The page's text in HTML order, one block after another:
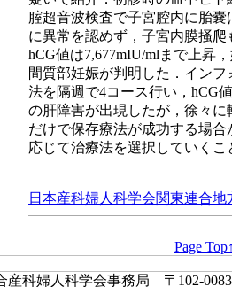
腟超音波検査で子宮腔内に胎
に異常を認めず，子宮内膜掻
hCG値は7,677mIU/mlまで上昇
間質部妊娠が判明した．イン
法を隔週で4コース行い，hCG
の肝障害が出現したが，徐々
だけで保存療法が成功する場
応じて治療法を選択していくこ
日本産科婦人科学会関東連合地
Page Top↑
産科婦人科学会事務局 〒102-